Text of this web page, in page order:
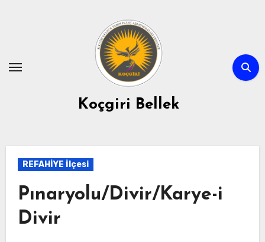
Koçgiri Bellek
REFAHİYE İlçesi
Pınaryolu/Divir/Karye-i
Divir